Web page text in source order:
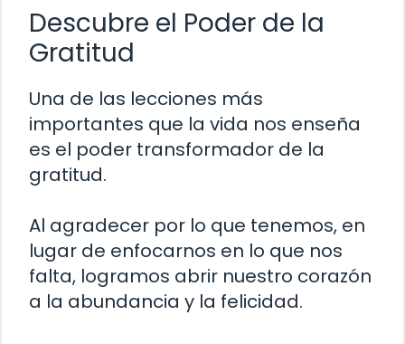
Descubre el Poder de la
Gratitud
Una de las lecciones más
importantes que la vida nos enseña
es el poder transformador de la
gratitud.
Al agradecer por lo que tenemos, en
lugar de enfocarnos en lo que nos
falta, logramos abrir nuestro corazón
a la abundancia y la felicidad.